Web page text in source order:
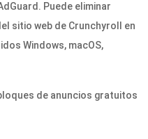
Puede eliminar
sitio web de Crunchyroll en
Windows, macOS,
de anuncios gratuitos